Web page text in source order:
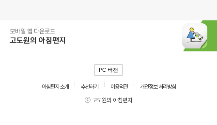
모바일 앱 다운로드
고도원의 아침편지
PC 버전
아침편지 소개 추천하기 이용약관
개인정보 처리방침
ⓒ 고도원의 아침편지